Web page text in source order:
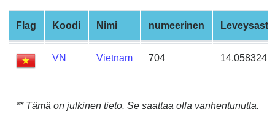
Credit
Card
Checker
Service
is
Flag Koodi Nimi numeerinen Leveysaste
VN Vietnam 704 14.058324
** Tämä on julkinen tieto. Se saattaa olla vanhentunutta.